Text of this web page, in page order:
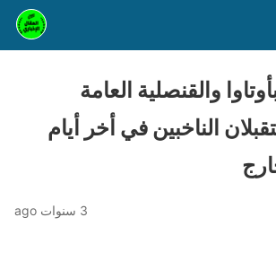
والقنصلية العامة
الناخبين في أخر أيام
3 سنوات ago